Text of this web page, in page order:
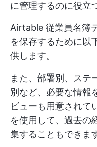
に管理するのに役立
Airtable 従業員名簿
を保存するために以
供します。
また、部署別、ステ
別など、必要な情報
ビューも用意されて
を使用して、過去の
集することもできま